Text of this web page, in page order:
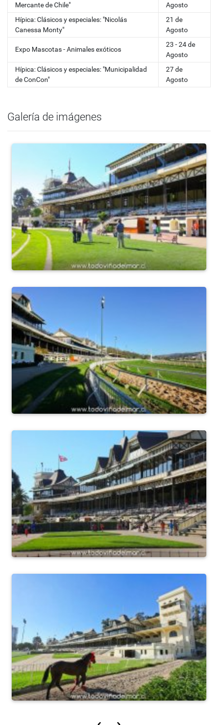
Mercante de Chile"
Agosto
Hípica: Clásicos y especiales: "Nicolás
Canessa Monty"
21 de
Agosto
Expo Mascotas - Animales exóticos
23 - 24 de
Agosto
Hípica: Clásicos y especiales: "Municipalidad
de ConCon"
27 de
Agosto
Galería de imágenes